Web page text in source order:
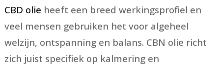
CBD olie heeft een breed werkingsprofiel en
veel mensen gebruiken het voor algeheel
welzijn, ontspanning en balans. CBN olie richt
zich juist specifiek op kalmering en